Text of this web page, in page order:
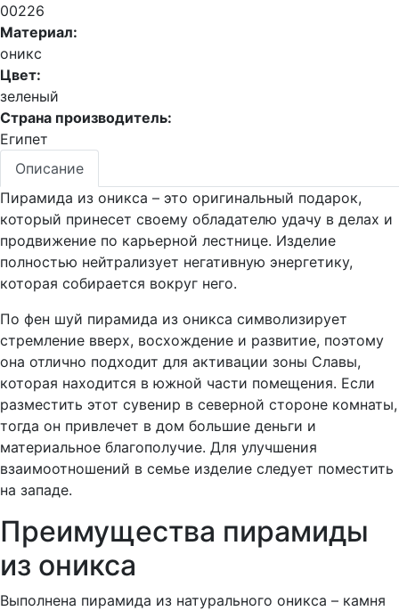
00226
Материал:
оникс
Цвет:
зеленый
Страна производитель:
Египет
Описание
Пирамида из оникса – это оригинальный подарок,
который принесет своему обладателю удачу в делах и
продвижение по карьерной лестнице. Изделие
полностью нейтрализует негативную энергетику,
которая собирается вокруг него.
По фен шуй пирамида из оникса символизирует
стремление вверх, восхождение и развитие, поэтому
она отлично подходит для активации зоны Славы,
которая находится в южной части помещения. Если
разместить этот сувенир в северной стороне комнаты,
тогда он привлечет в дом большие деньги и
материальное благополучие. Для улучшения
взаимоотношений в семье изделие следует поместить
на западе.
Преимущества пирамиды
из оникса
Выполнена пирамида из натурального оникса – камня